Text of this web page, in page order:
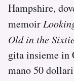
Hampshire,
memoir
Old in the
gita insieme in
mano 50